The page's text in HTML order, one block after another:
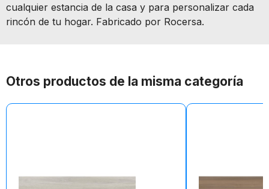
cualquier estancia de la casa y para personalizar cada
rincón de tu hogar. Fabricado por Rocersa.
Otros productos de la misma categoría